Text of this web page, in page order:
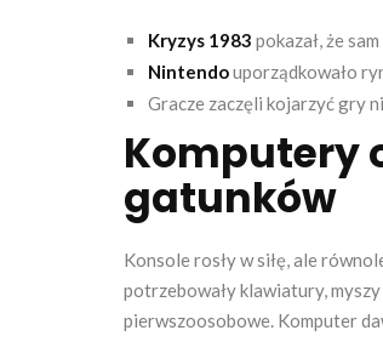
Kryzys 1983 pokazał, że
Nintendouporządkowało
Gracze zaczęli kojarzyć gry
Komputery
gatunków
Konsole rosły w siłę, ale
potrzebowały klawiatury,
pierwszoosobowe. Komputer